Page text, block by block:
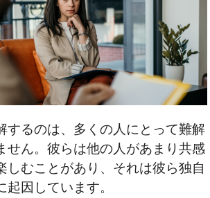
するのは、多くの人にとって難解
せん。彼らは他の人があまり共感
しむことがあり、それは彼ら独自
因しています。